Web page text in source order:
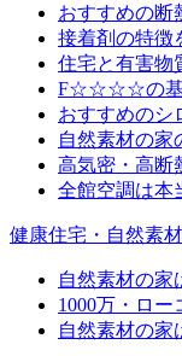
おすすめの断
接着剤の特徴
住宅と有害物
F☆☆☆☆の基
おすすめのシ
自然素材の家
高気密・高断
全館空調は本
健康住宅・自然素
自然素材の家
1000万・ロ
自然素材の家